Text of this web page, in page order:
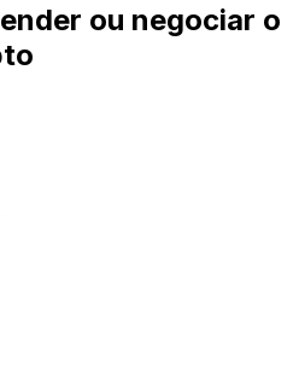
ou negociar o